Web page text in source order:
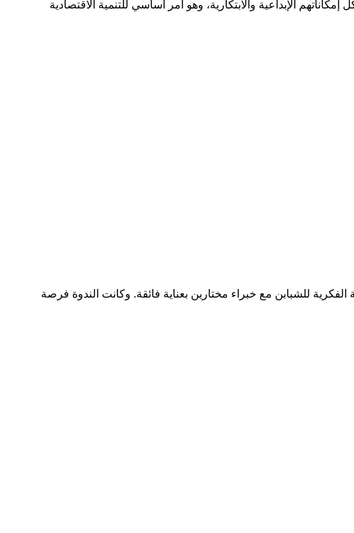
الإبداعية والابتكارية، وهو أمر أساسي للتنمية الاقتصادية
للشبابن مع خبراء مختارين بعناية فائقة. وكانت الندوة فرصة